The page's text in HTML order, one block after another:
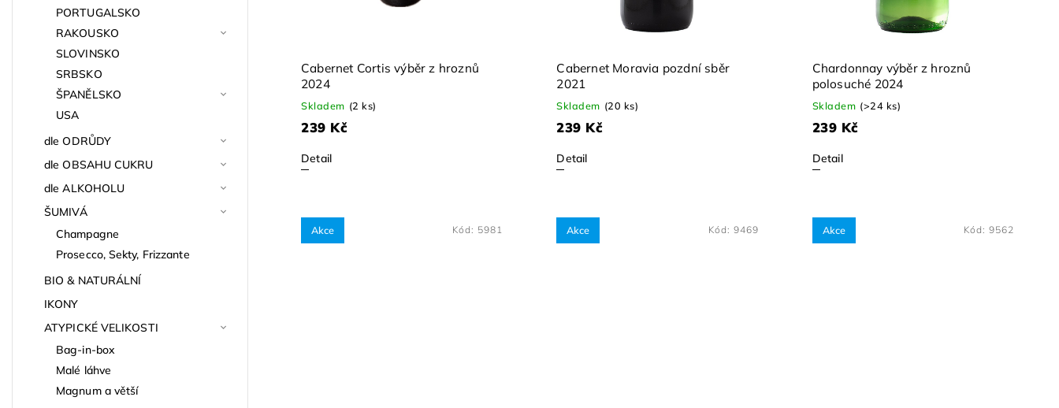
PORTUGALSKO
RAKOUSKO
SLOVINSKO
SRBSKO
ŠPANĚLSKO
USA
dle ODRŮDY
dle OBSAHU CUKRU
dle ALKOHOLU
ŠUMIVÁ
Champagne
Prosecco, Sekty, Frizzante
BIO & NATURÁLNÍ
IKONY
ATYPICKÉ VELIKOSTI
Bag-in-box
Malé láhve
Magnum a větší
Cabernet Cortis výběr z hroznů
2024
Skladem (2 ks)
239 Kč
Detail
Cabernet Moravia pozdní sběr
2021
Skladem (20 ks)
239 Kč
Detail
Chardonnay výběr z hroznů
polosuché 2024
Skladem (>24 ks)
239 Kč
Detail
Akce Kód: 5981 Akce Kód: 9469 Akce Kód: 9562